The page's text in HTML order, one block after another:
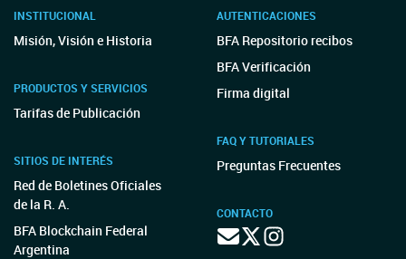
INSTITUCIONAL
Misión, Visión e Historia
PRODUCTOS Y SERVICIOS
Tarifas de Publicación
SITIOS DE INTERÉS
Red de Boletines Oficiales
de la R. A.
BFA Blockchain Federal
Argentina
AUTENTICACIONES
BFA Repositorio recibos
BFA Verificación
Firma digital
FAQ Y TUTORIALES
Preguntas Frecuentes
CONTACTO